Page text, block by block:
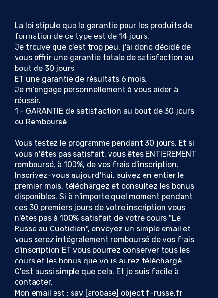
La loi stipule que la garantie pour les produits de
formation de ce type est de 14 jours.
Je trouve que c'est trop peu, j'ai donc décidé de
vous offrir une garantie totale de satisfaction au
bout de 30 jours
ET une garantie de résultats 6 mois.
Je m'engage personnellement à vous aider à
réussir.
1 - GARANTIE de satisfaction au bout de 30 jours
ou Remboursé
Vous testez le programme pendant 30 jours. Et si
vous n'êtes pas satisfait, vous êtes ENTIEREMENT
remboursé, à 100%, de vos frais d'inscription.
Inscrivez-vous aujourd'hui, suivez en entier le
premier mois, téléchargez et consultez les bonus
disponibles. Si à n'importe quel moment pendant
ces 30 premiers jours de votre inscription vous
n'êtes pas à 100% satisfait de votre cours "Le
Russe au Quotidien", envoyez un simple email et
vous serez intégralement remboursé de vos frais
d'inscription ET vous pourrez conserver tous les
cours et les bonus que vous aurez téléchargé.
C'est aussi simple que cela. Et je suis facile à
contacter.
Mon email est : sav [arobase] objectif-russe.fr